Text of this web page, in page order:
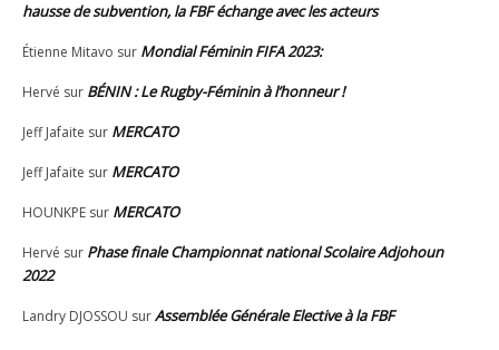
hausse de subvention, la FBF échange avec les acteurs
Étienne Mitavo sur Mondial Féminin FIFA 2023:
Hervé sur BÉNIN : Le Rugby-Féminin à l’honneur !
Jeff Jafaite sur MERCATO
Jeff Jafaite sur MERCATO
HOUNKPE sur MERCATO
Hervé sur Phase finale Championnat national Scolaire Adjohoun
2022
Landry DJOSSOU surAssemblée Générale Elective à la FBF